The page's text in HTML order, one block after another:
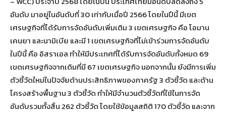
อันดับ มาอยู่ในอันดับที่ 30 เท่ากับเมื่อปี 2566 โดยในปีนี้ มีเขต
เศรษฐกิจที่ได้รับการจัดอันดับเพิ่มเติม 3 เขตเศรษฐกิจ คือ โอมาน
เคนยา และนามิเบีย และมี 1 เขตเศรษฐกิจที่ไม่เข้าร่วมการจัดอันดับ
ในปีนี้ คือ อิสราเอล ทำให้มีประเทศที่ได้รับการจัดอันดับทั้งหมด 69
เขตเศรษฐกิจจากเดิมที่มี 67 เขตเศรษฐกิจ นอกจากนั้น ยังมีการเพิ่ม
ตัวชี้วัดใหม่ในปัจจัยด้านประสิทธิภาพของภาครัฐ 3 ตัวชี้วัด และด้าน
โครงสร้างพื้นฐาน 3 ตัวชี้วัด ทำให้มีจำนวนตัวชี้วัดที่ใช้ในการจัด
อันดับรวมทั้งสิ้น 262 ตัวชี้วัด โดยใช้ข้อมูลสถิติ 170 ตัวชี้วัด และจาก